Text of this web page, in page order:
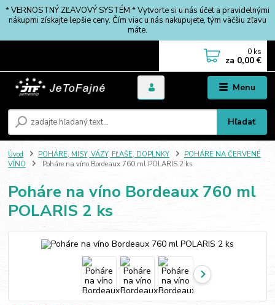
* VERNOSTNÝ ZĽAVOVÝ SYSTÉM * Vytvorte si u nás účet a pravidelnými
nákupmi získajte lepšie ceny. Čím viac u nás nakupujete, tým väčšiu zľavu
máte.
Menu
Hľadať
0 ks
za 0,00 €
Úvod POHÁRE, MISY, VÁZY, FĽAŠE, DOPLNKY
POHÁRE NA ČERVENÉ
VÍNO
Poháre na víno Bordeaux 760 ml POLARIS 2 ks
Poháre na víno Bordeaux 760 ml
POLARIS 2 ks